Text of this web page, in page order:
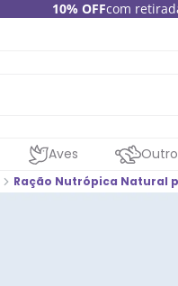
10% OFFcom
Aves
Ração Nutrópica Natural